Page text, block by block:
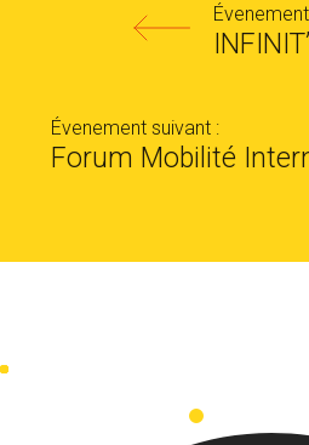
INFINIT’
Évenement suivant :
Forum Mobilité